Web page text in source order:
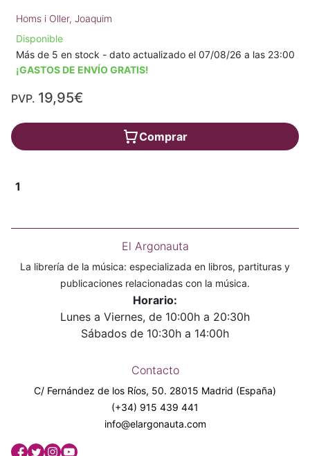
Homs i Oller, Joaquim
Disponible
Más de 5 en stock - dato actualizado el 07/08/26 a las 23:00
¡GASTOS DE ENVÍO GRATIS!
PVP. 19,95€
Comprar
1
El Argonauta
La librería de la música: especializada en libros, partituras y
publicaciones relacionadas con la música.
Horario:
Lunes a Viernes, de 10:00h a 20:30h
Sábados de 10:30h a 14:00h
Contacto
C/ Fernández de los Ríos, 50. 28015 Madrid (España)
(+34) 915 439 441
info@elargonauta.com